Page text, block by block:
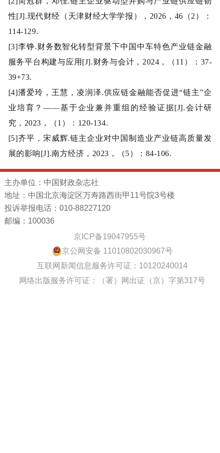
性[J].现代财经（天津财经大学学报），2026，46（2）：
114-129.
[3]李铮.财务数智化转型背景下中国中车特色产业链金融
服务平台构建与应用[J].财务与会计，2024，（11）：37-
39+73.
[4]潘爱玲，王慧，凌润泽.供应链金融能否促进“链主”企
业培育？——基于企业兼并重组的经验证据[J].会计研
究，2023，（1）：120-134.
[5]齐平，宋威辉.链主企业对中国制造业产业链高质量发
展的影响[J].南方经济，2023，（5）：84-106.
主办单位：中国财政杂志社
地址：中国北京海淀区万寿路西街甲11号院3号楼
投诉举报电话：010-88227120
邮编：100036
京ICP备19047955号
京公网安备 11010802030967号
互联网新闻信息服务许可证：10120240014
网络出版服务许可证：（署）网出证（京）字第317号